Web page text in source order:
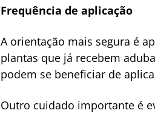
Frequência de aplicação
A orientação mais segura é
plantas que já recebem
podem se beneficiar de
Outro cuidado importante é